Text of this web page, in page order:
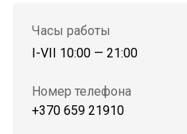
Часы работы
I-VII 10:00 — 21:00
Номер телефона
+370 659 21910